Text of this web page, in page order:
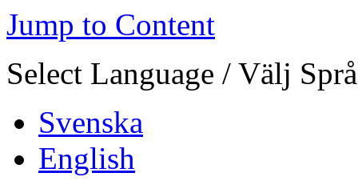
Jump to Content
Select Language / Välj
Svenska
English